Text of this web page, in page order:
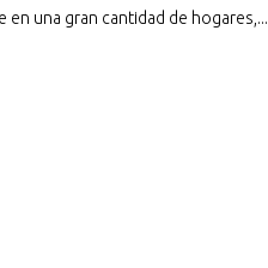
en una gran cantidad de hogares,...